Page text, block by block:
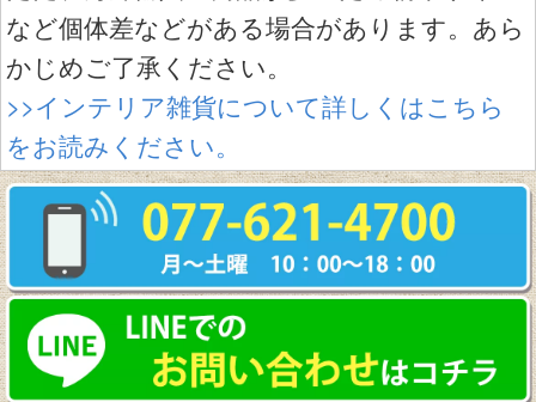
など個体差などがある場合があります。あら
かじめご了承ください。
>>インテリア雑貨について詳しくはこちら
をお読みください。